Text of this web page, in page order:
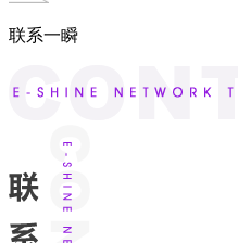
联系一瞬